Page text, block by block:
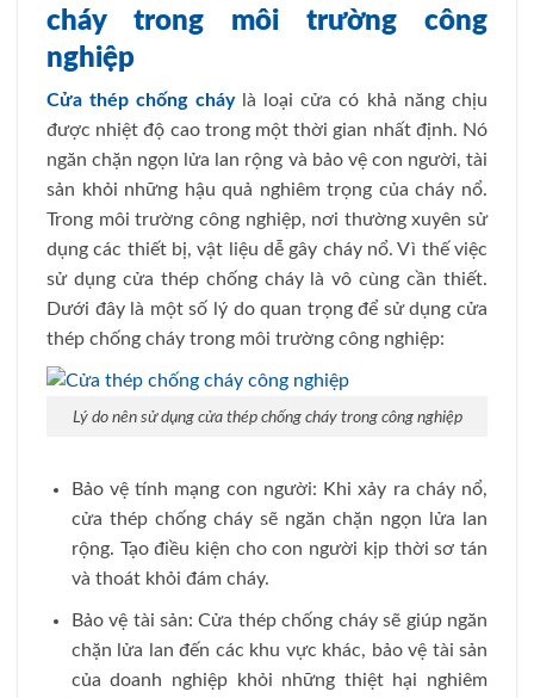
cháy trong môi trường công
nghiệp
Cửa thép chống cháylà loại cửa có khả năng chịu
được nhiệt độ cao trong một thời gian nhất định. Nó
ngăn chặn ngọn lửa lan rộng và bảo vệ con người, tài
sản khỏi những hậu quả nghiêm trọng của cháy nổ.
Trong môi trường công nghiệp, nơi thường xuyên sử
dụng các thiết bị, vật liệu dễ gây cháy nổ. Vì thế việc
sử dụng cửa thép chống cháy là vô cùng cần thiết.
Dưới đây là một số lý do quan trọng để sử dụng cửa
thép chống cháy trong môi trường công nghiệp:
Lý do nên sử dụng cửa thép chống cháy trong công nghiệp
Bảo vệ tính mạng con người: Khi xảy ra cháy nổ,
cửa thép chống cháy sẽ ngăn chặn ngọn lửa lan
rộng. Tạo điều kiện cho con người kịp thời sơ tán
và thoát khỏi đám cháy.
Bảo vệ tài sản: Cửa thép chống cháy sẽ giúp ngăn
chặn lửa lan đến các khu vực khác, bảo vệ tài sản
của doanh nghiệp khỏi những thiệt hại nghiêm